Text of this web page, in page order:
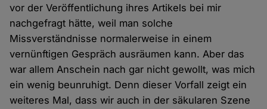
vor der Veröffentlichung ihres Artikels bei mir
nachgefragt hätte, weil man solche
Missverständnisse normalerweise in einem
vernünftigen Gespräch ausräumen kann. Aber das
war allem Anschein nach gar nicht gewollt, was mich
ein wenig beunruhigt. Denn dieser Vorfall zeigt ein
weiteres Mal, dass wir auch in der säkularen Szene